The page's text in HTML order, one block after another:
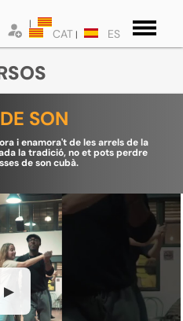
CAT ES
SON
i enamora't de les arrels de la
la tradició, no et pots perdre
de son cubà.
▶